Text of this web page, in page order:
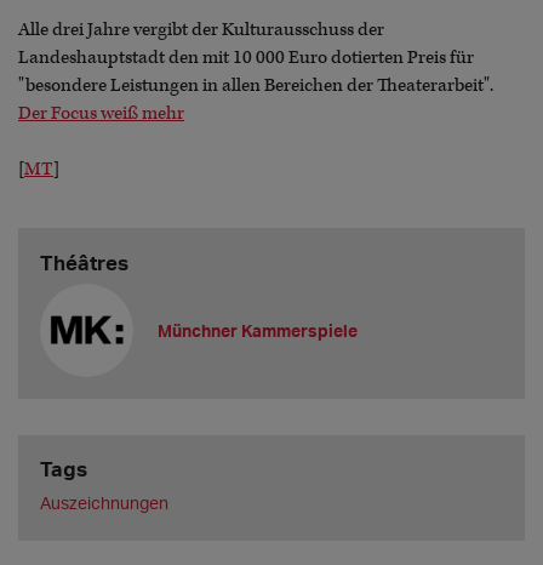
Alle drei Jahre vergibt der Kulturausschuss der
Landeshauptstadt den mit 10 000 Euro dotierten Preis für
"besondere Leistungen in allen Bereichen der Theaterarbeit".
Der Focus weiß mehr
[MT]
Théâtres
Münchner Kammerspiele
Tags
Auszeichnungen